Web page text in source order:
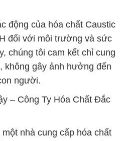
động của hóa chất Caustic
đối với môi trường và sức
chúng tôi cam kết chỉ cung
không gây ảnh hưởng đến
người.
– Công Ty Hóa Chất Đắc
nhà cung cấp hóa chất